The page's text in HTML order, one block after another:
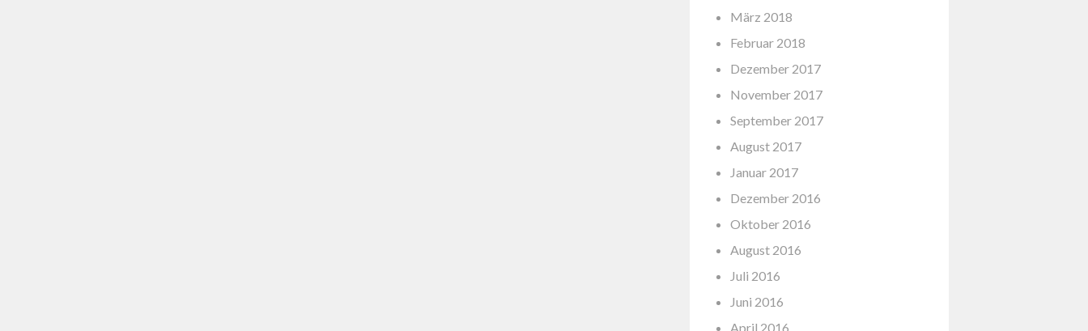
März 2018
Februar 2018
Dezember 2017
November 2017
September 2017
August 2017
Januar 2017
Dezember 2016
Oktober 2016
August 2016
Juli 2016
Juni 2016
April 2016